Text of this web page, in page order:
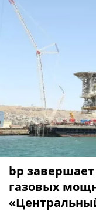
bp
газовых